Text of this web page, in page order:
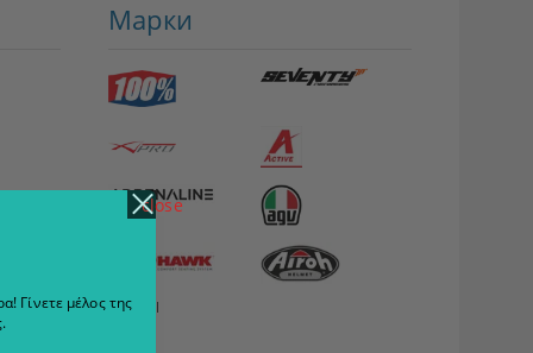
Марки
View all
Γίνετε μέλος της
close